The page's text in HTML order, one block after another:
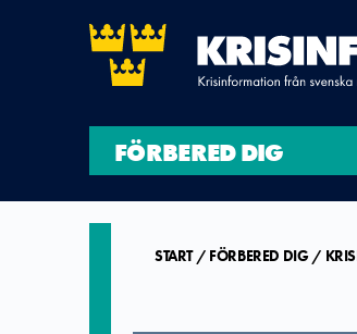
FÖRBERED DIG
START FÖRBERED DIG